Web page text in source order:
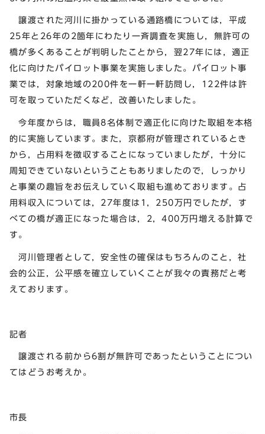
譲渡された河川に掛かっている通路橋については，平成
25年と26年の2箇年にわたり一斉調査を実施し，無許可の
橋が多くあることが判明したことから，翌27年には，適正
化に向けたパイロット事業を実施しました。パイロット事
業では，対象地域の200件を一軒一軒訪問し，122件は許
可を取っていただくなど，改善いたしました。
今年度からは，職員8名体制で適正化に向けた取組を本格
的に実施しています。また，京都府が管理されているとき
から，占用料を徴収することになっていましたが，十分に
周知できていないということもありましたので，しっかり
と事業の趣旨をお伝えしていく取組も進めております。占
用料収入については，27年度は1，250万円でしたが，す
べての橋が適正になった場合は，2，400万円増える計算で
す。
河川管理者として，安全性の確保はもちろんのこと，社
会的公正，公平感を確立していくことが我々の責務だと考
えております。
記者
譲渡される前から6割が無許可であったということについ
てはどうお考えか。
市長